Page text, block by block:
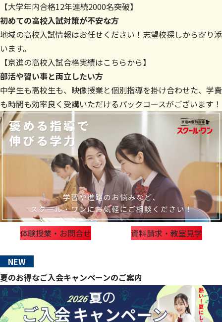
【大学年内合格12年連続2000名突破】
初めての高校入試対策が不安な方
地域の高校入試情報はお任せください！志望校探しから寄り添
います。
【京進の高校入試合格実績はこちらから】
部活や習い事と両立したい方
中学生も高校生も、映像授業と個別指導を掛け合わせた、学費
も時間も効率良く受講いただけるパックコースがございます！
体験授業・お問合せ 資料請求・教室見学
NEW
夏のお得なご入会キャンペーンのご案内